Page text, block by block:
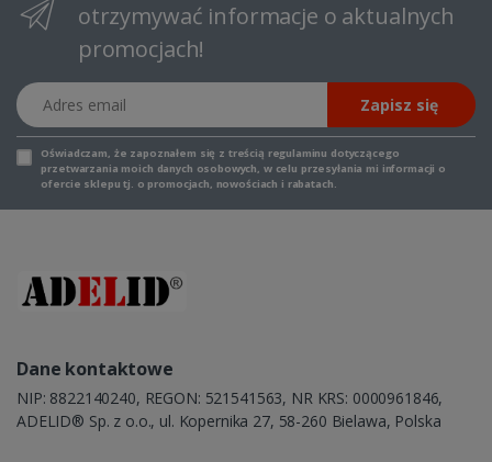
otrzymywać informacje o aktualnych
promocjach!
Adres email
Zapisz się
Oświadczam, że zapoznałem się z treścią regulaminu dotyczącego
przetwarzania moich danych osobowych, w celu przesyłania mi informacji o
ofercie sklepu tj. o promocjach, nowościach i rabatach.
Dane kontaktowe
NIP: 8822140240, REGON: 521541563, NR KRS: 0000961846,
ADELID® Sp. z o.o., ul. Kopernika 27, 58-260 Bielawa, Polska